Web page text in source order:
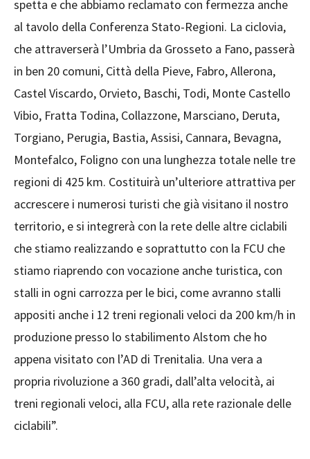
spetta e che abbiamo reclamato con fermezza anche
al tavolo della Conferenza Stato-Regioni. La ciclovia,
che attraverserà l’Umbria da Grosseto a Fano, passerà
in ben 20 comuni, Città della Pieve, Fabro, Allerona,
Castel Viscardo, Orvieto, Baschi, Todi, Monte Castello
Vibio, Fratta Todina, Collazzone, Marsciano, Deruta,
Torgiano, Perugia, Bastia, Assisi, Cannara, Bevagna,
Montefalco, Foligno con una lunghezza totale nelle tre
regioni di 425 km. Costituirà un’ulteriore attrattiva per
accrescere i numerosi turisti che già visitano il nostro
territorio, e si integrerà con la rete delle altre ciclabili
che stiamo realizzando e soprattutto con la FCU che
stiamo riaprendo con vocazione anche turistica, con
stalli in ogni carrozza per le bici, come avranno stalli
appositi anche i 12 treni regionali veloci da 200 km/h in
produzione presso lo stabilimento Alstom che ho
appena visitato con l’AD di Trenitalia. Una vera a
propria rivoluzione a 360 gradi, dall’alta velocità, ai
treni regionali veloci, alla FCU, alla rete razionale delle
ciclabili”.